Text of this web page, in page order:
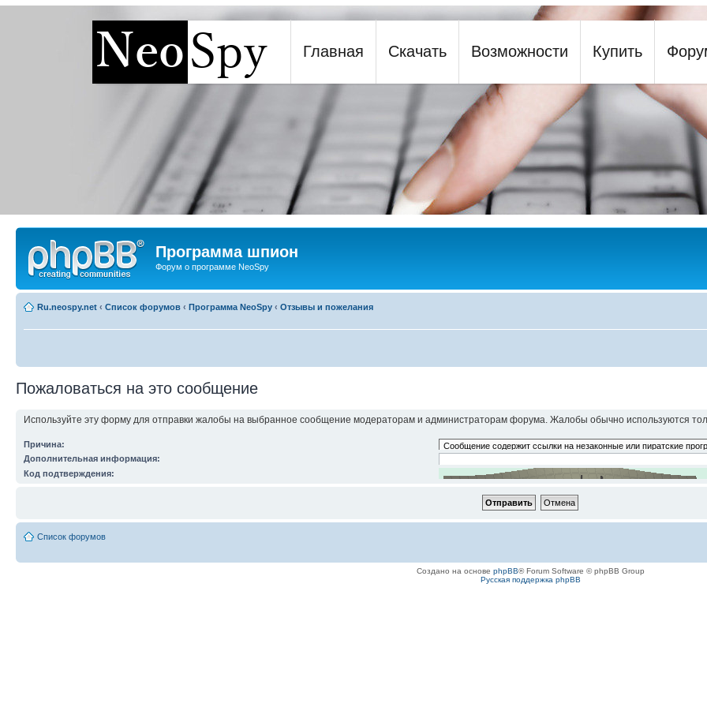
sizeof(): Parameter must be an array or an object that implements Countable
Программа шпион NeoSpy
Главная Скачать Возможности Купить
Программа шпион
Форум о программе NeoSpy
Ru.neospy.net ‹ Список форумов ‹ Программа NeoSpy ‹ Отзывы и пожелания
Пожаловаться на это сообщение
Используйте эту форму для отправки жалобы на выбранное сообщение модераторам и администраторам форума. Жалобы обычно используются
Причина:
Дополнительная информация:
Это поле можно оставить пустым.
Код подтверждения:
Введите код в точности так, как вы его видите. Регистр символов
Список форумов
Создано на основе phpBB® Forum Software © phpBB Group
Русская поддержка phpBB